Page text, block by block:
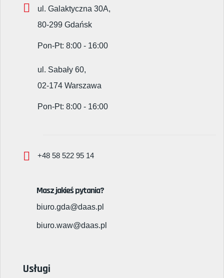
ul. Galaktyczna 30A,
80-299 Gdańsk
Pon-Pt: 8:00 - 16:00
ul. Sabały 60,
02-174 Warszawa
Pon-Pt: 8:00 - 16:00
+48 58 522 95 14
Masz jakieś pytania?
biuro.gda@daas.pl
biuro.waw@daas.pl
Usługi